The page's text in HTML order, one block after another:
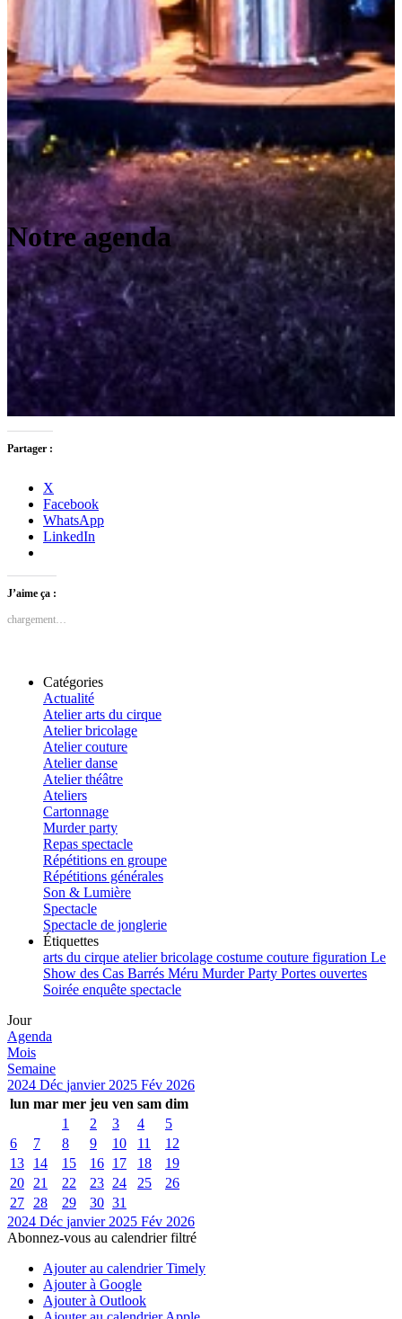
Notre agenda
Partager :
X
Facebook
WhatsApp
LinkedIn
J’aime ça :
chargement…
Catégories
Actualité
Atelier arts du cirque
Atelier bricolage
Atelier couture
Atelier danse
Atelier théâtre
Ateliers
Cartonnage
Murder party
Repas spectacle
Répétitions en groupe
Répétitions générales
Son & Lumière
Spectacle
Spectacle de jonglerie
Étiquettes
arts du cirque atelierbricolage costume couture figuration Le
Show des Cas Barrés Méru Murder Party Portes ouvertes
Soirée enquête spectacle
Jour
Agenda
Mois
Semaine
2024 Déc janvier 2025 Fév 2026
lun mar mer jeu ven sam dim
1
2 3 4
5
6
7 8 9 10 11
12
13
14 15 16 17 18
19
20
21 22 23 24 25
26
27
28 29 30 31
2024 Déc janvier 2025 Fév 2026
Abonnez-vous au calendrier filtré
Ajouter au calendrier Timely
Ajouter à Google
Ajouter à Outlook